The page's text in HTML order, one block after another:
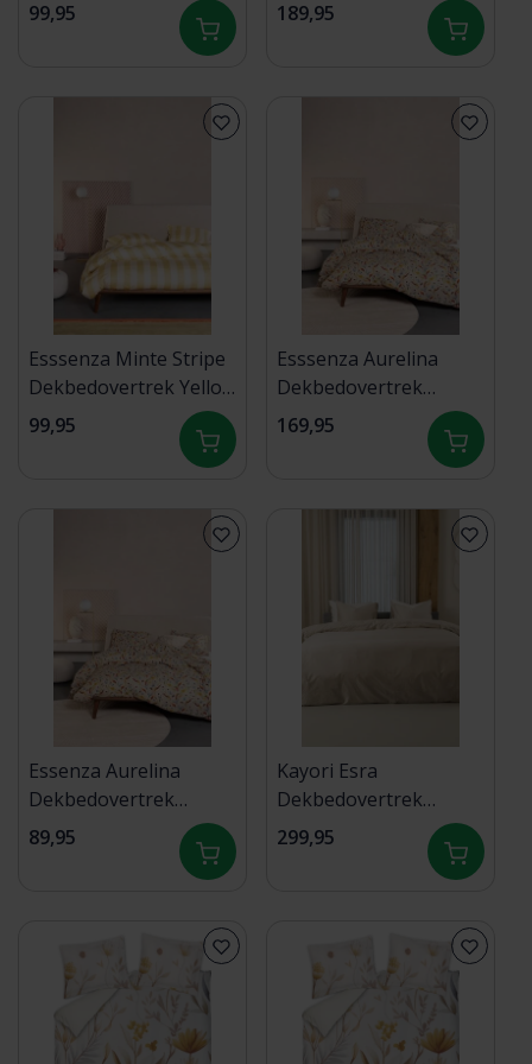
99,95 189,95
Esssenza Minte Stripe
Dekbedovertrek Yellow
straw - Vanilla
99,95
Esssenza Aurelina
Dekbedovertrek
Oatmeal 200x200/220
169,95
Essenza Aurelina
Dekbedovertrek
Oatmeal 140x200/220
89,95
Kayori Esra
Dekbedovertrek
Egyptisch Satijn
240x200220 Zand
299,95